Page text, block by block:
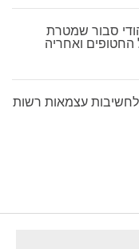
סבור שמטרת
ואחריה
לחשיבות עצמאות רשות